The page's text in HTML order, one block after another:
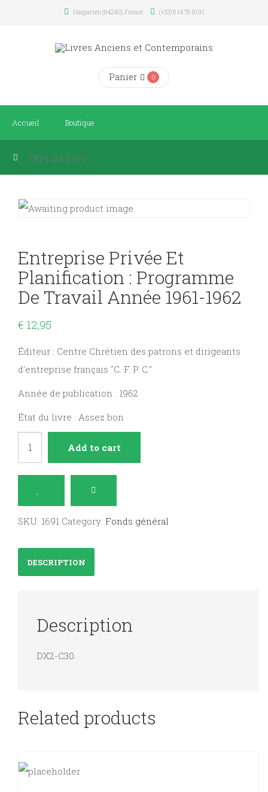
Hasparren (64240), France (+33) 6 14 76 10 91
Panier 0
Accueil Boutique
Entreprise Privée Et
Planification : Programme
De Travail Année 1961-1962
€ 12,95
Éditeur : Centre Chrétien des patrons et dirigeants
d'entreprise français "C. F. P. C."
Année de publication : 1962
État du livre : Assez bon
et
planification
de
travail
1962
Add to cart
SKU: 1691 Category: Fonds général
DESCRIPTION
Description
DX2-C30.
Related products